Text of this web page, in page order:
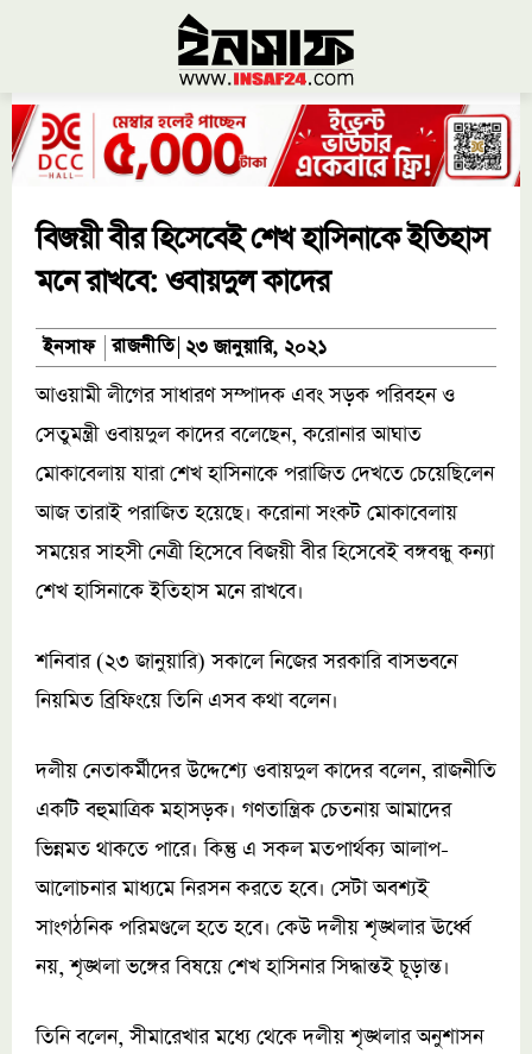
বিজয়ী বীর হিসেবেই শেখ হাসিনাকে ইতিহাস
মনে রাখবে: ওবায়দুল কাদের
ইনসাফ রাজনীতি ২৩ জানুয়ারি, ২০২১
আওয়ামী লীগের সাধারণ সম্পাদক এবং সড়ক পরিবহন ও
সেতুমন্ত্রী ওবায়দুল কাদের বলেছেন, করোনার আঘাত
মোকাবেলায় যারা শেখ হাসিনাকে পরাজিত দেখতে চেয়েছিলেন
আজ তারাই পরাজিত হয়েছে। করোনা সংকট মোকাবেলায়
সময়ের সাহসী নেত্রী হিসেবে বিজয়ী বীর হিসেবেই বঙ্গবন্ধু কন্যা
শেখ হাসিনাকে ইতিহাস মনে রাখবে।
শনিবার (২৩ জানুয়ারি) সকালে নিজের সরকারি বাসভবনে
নিয়মিত ব্রিফিংয়ে তিনি এসব কথা বলেন।
দলীয় নেতাকর্মীদের ‍উদ্দেশ্যে ওবায়দুল কাদের বলেন, রাজনীতি
একটি বহুমাত্রিক মহাসড়ক। গণতান্ত্রিক চেতনায় আমাদের
ভিন্নমত থাকতে পারে। কিন্তু এ সকল মতপার্থক্য আলাপ-
আলোচনার মাধ্যমে নিরসন করতে হবে। সেটা অবশ্যই
সাংগঠনিক পরিমণ্ডলে হতে হবে। কেউ দলীয় শৃঙ্খলার ঊর্ধ্বে
নয়, শৃঙ্খলা ভঙ্গের বিষয়ে শেখ হাসিনার সিদ্ধান্তই চূড়ান্ত।
তিনি বলেন, সীমারেখার মধ্যে থেকে দলীয় শৃঙ্খলার অনুশাসন